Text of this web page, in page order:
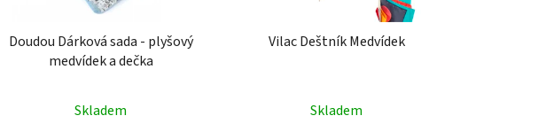
Doudou Dárková sada - plyšový
medvídek a dečka
Skladem
Vilac Deštník Medvídek
Skladem